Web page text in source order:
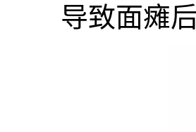
导致面瘫后